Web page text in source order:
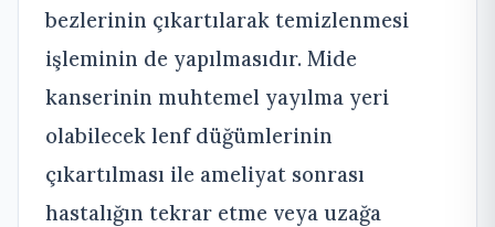
bezlerinin çıkartılarak temizlenmesi
işleminin de yapılmasıdır. Mide
kanserinin muhtemel yayılma yeri
olabilecek lenf düğümlerinin
çıkartılması ile ameliyat sonrası
hastalığın tekrar etme veya uzağa